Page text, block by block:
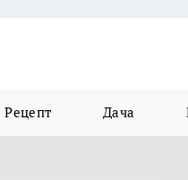
Рецепт Дача